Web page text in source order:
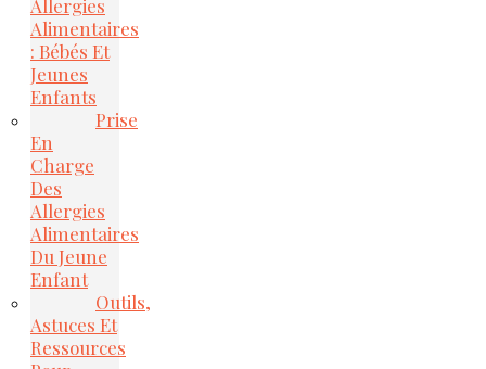
Allergies
Alimentaires
: Bébés Et
Jeunes
Enfants
Prise
En
Charge
Des
Allergies
Alimentaires
Du Jeune
Enfant
Outils,
Astuces Et
Ressources